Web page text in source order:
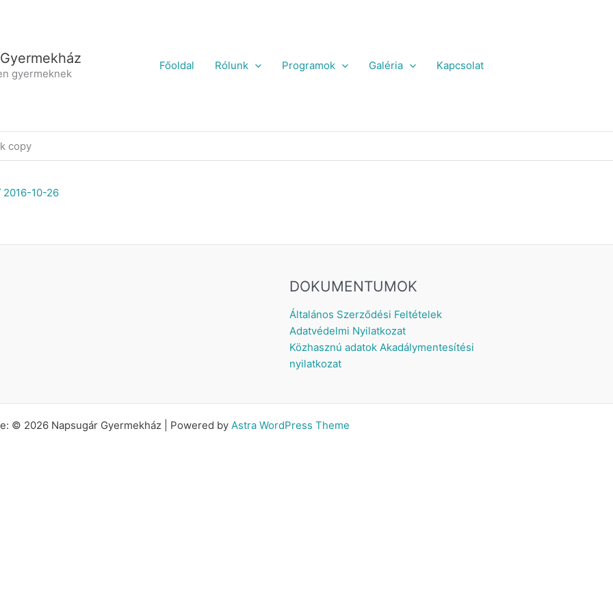
gyermeknek
Főoldal Rólunk Programok Galéria Kapcsolat
copy
2016-10-26
DOKUMENTUMOK
Általános Szerződési Feltételek
Adatvédelmi Nyilatkozat
Közhasznú adatok Akadálymentesítési
nyilatkozat
© 2026 Napsugár Gyermekház | Powered by Astra WordPress Theme